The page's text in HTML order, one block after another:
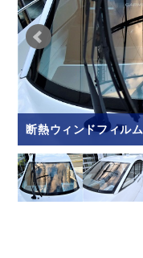
断熱ウィンドフィルム